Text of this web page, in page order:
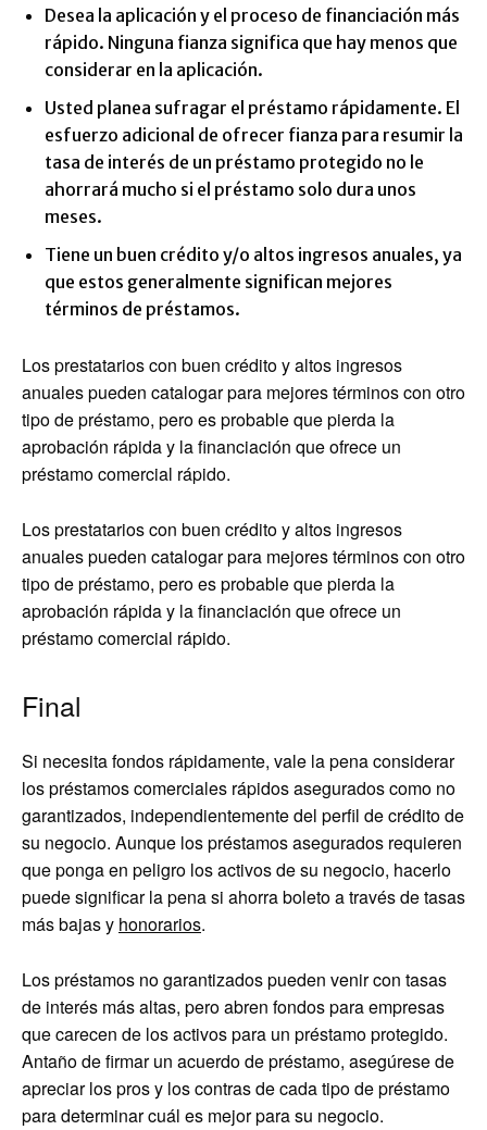
Desea la aplicación y el proceso de financiación más
rápido. Ninguna fianza significa que hay menos que
considerar en la aplicación.
Usted planea sufragar el préstamo rápidamente. El
esfuerzo adicional de ofrecer fianza para resumir la
tasa de interés de un préstamo protegido no le
ahorrará mucho si el préstamo solo dura unos
meses.
Tiene un buen crédito y/o altos ingresos anuales, ya
que estos generalmente significan mejores
términos de préstamos.
Los prestatarios con buen crédito y altos ingresos
anuales pueden catalogar para mejores términos con otro
tipo de préstamo, pero es probable que pierda la
aprobación rápida y la financiación que ofrece un
préstamo comercial rápido.
Los prestatarios con buen crédito y altos ingresos
anuales pueden catalogar para mejores términos con otro
tipo de préstamo, pero es probable que pierda la
aprobación rápida y la financiación que ofrece un
préstamo comercial rápido.
Final
Si necesita fondos rápidamente, vale la pena considerar
los préstamos comerciales rápidos asegurados como no
garantizados, independientemente del perfil de crédito de
su negocio. Aunque los préstamos asegurados requieren
que ponga en peligro los activos de su negocio, hacerlo
puede significar la pena si ahorra boleto a través de tasas
más bajas y honorarios.
Los préstamos no garantizados pueden venir con tasas
de interés más altas, pero abren fondos para empresas
que carecen de los activos para un préstamo protegido.
Antaño de firmar un acuerdo de préstamo, asegúrese de
apreciar los pros y los contras de cada tipo de préstamo
para determinar cuál es mejor para su negocio.